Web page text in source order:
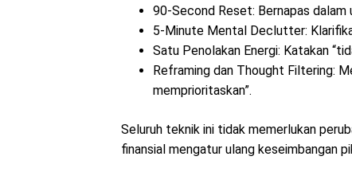
90-Second Reset: Bernapas
5-Minute Mental Declutter:
Satu Penolakan Energi: Katakan
Reframing dan Thought Filtering:
memprioritaskan”.
Seluruh teknik ini tidak memerlukan
finansial mengatur ulang keseimbangan